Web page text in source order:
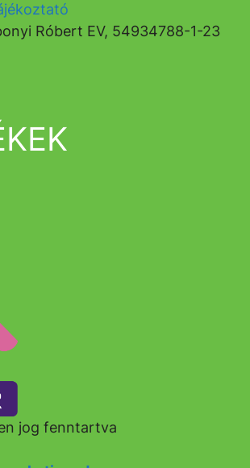
jog fenntartva
Róbert EV, 54934788-1-23